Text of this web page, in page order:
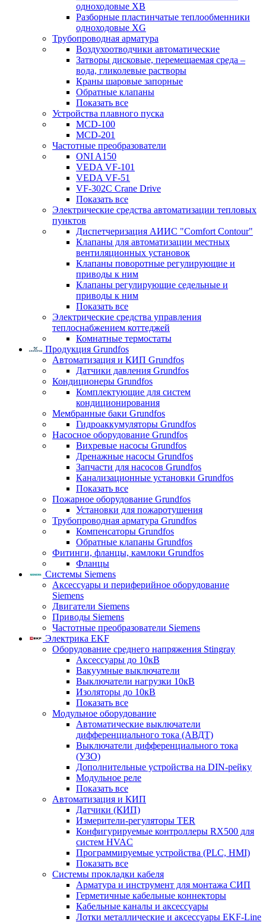
одноходовые ХВ
Разборные пластинчатые теплообменники
одноходовые ХG
Трубопроводная арматура
Воздухоотводчики автоматические
Затворы дисковые, перемещаемая среда –
вода, гликолевые растворы
Краны шаровые запорные
Обратные клапаны
Показать все
Устройства плавного пуска
MCD-100
MCD-201
Частотные преобразователи
ONI A150
VEDA VF-101
VEDA VF-51
VF-302C Crane Drive
Показать все
Электрические средства автоматизации тепловых
пунктов
Диспетчеризация АИИС "Comfort Contour"
Клапаны для автоматизации местных
вентиляционных установок
Клапаны поворотные регулирующие и
приводы к ним
Клапаны регулирующие седельные и
приводы к ним
Показать все
Электрические средства управления
теплоснабжением коттеджей
Комнатные термостаты
Продукция Grundfos
Автоматизация и КИП Grundfos
Датчики давления Grundfos
Кондиционеры Grundfos
Комплектующие для систем
кондиционирования
Мембранные баки Grundfos
Гидроаккумуляторы Grundfos
Насосное оборудование Grundfos
Вихревые насосы Grundfos
Дренажные насосы Grundfos
Запчасти для насосов Grundfos
Канализационные установки Grundfos
Показать все
Пожарное оборудование Grundfos
Установки для пожаротушения
Трубопроводная арматура Grundfos
Компенсаторы Grundfos
Обратные клапаны Grundfos
Фитинги, фланцы, камлоки Grundfos
Фланцы
Системы Siemens
Аксессуары и периферийное оборудование
Siemens
Двигатели Siemens
Приводы Siemens
Частотные преобразователи Siemens
Электрика EKF
Оборудование среднего напряжения Stingray
Аксессуары до 10кВ
Вакуумные выключатели
Выключатели нагрузки 10кВ
Изоляторы до 10кВ
Показать все
Модульное оборудование
Автоматические выключатели
дифференциального тока (АВДТ)
Выключатели дифференциального тока
(УЗО)
Дополнительные устройства на DIN-рейку
Модульное реле
Показать все
Автоматизация и КИП
Датчики (КИП)
Измерители-регуляторы TER
Конфигурируемые контроллеры RX500 для
систем HVAC
Программируемые устройства (PLC, HMI)
Показать все
Системы прокладки кабеля
Арматура и инструмент для монтажа СИП
Герметичные кабельные коннекторы
Кабельные каналы и аксессуары
Лотки металлические и аксессуары EKF-Line